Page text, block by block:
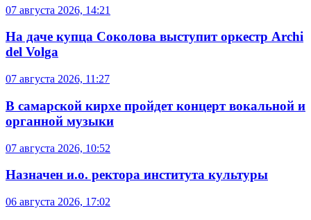
07 августа 2026, 14:21
На даче купца Соколова выступит оркестр Archi
del Volga
07 августа 2026, 11:27
В самарской кирхе пройдет концерт вокальной и
органной музыки
07 августа 2026, 10:52
Назначен и.о. ректора института культуры
06 августа 2026, 17:02